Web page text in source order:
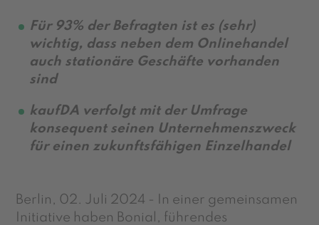
Für 93% der Befragten ist es (sehr)
wichtig, dass neben dem Onlinehandel
auch stationäre Geschäfte vorhanden
sind
kaufDA verfolgt mit der Umfrage
konsequent seinen Unternehmenszweck
für einen zukunftsfähigen Einzelhandel
Berlin, 02. Juli 2024 -
In einer gemeinsamen
Initiative haben Bonial, führendes